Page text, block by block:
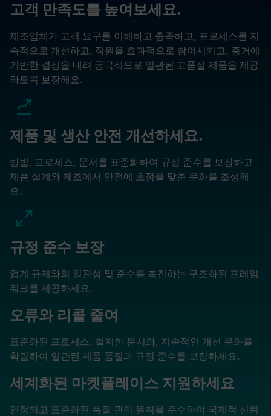
고객 만족도를 높여보세요.
제조업체가 고객 요구를 이해하고 충족하고, 프로세스를 지
속적으로 개선하고, 직원을 효과적으로 참여시키고, 증거에
기반한 결정을 내려 궁극적으로 일관된 고품질 제품을 제공
하도록 보장해요.
제품 및 생산 안전 개선하세요.
방법, 프로세스, 문서를 표준화하여 규정 준수를 보장하고
제품 설계와 제조에서 안전에 초점을 맞춘 문화를 조성해
요.
규정 준수 보장
업계 규제와의 일관성 및 준수를 촉진하는 구조화된 프레임
워크를 제공하세요.
오류와 리콜 줄여
표준화된 프로세스, 철저한 문서화, 지속적인 개선 문화를
확립하여 일관된 제품 품질과 규정 준수를 보장하세요.
세계화된 마켓플레이스 지원하세요
인정되고 표준화된 품질 관리 원칙을 준수하여 국제적 신뢰